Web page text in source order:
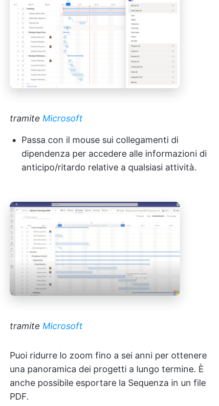
tramite Microsoft
Passa con il mouse sui collegamenti di
dipendenza per accedere alle informazioni di
anticipo/ritardo relative a qualsiasi attività.
tramite Microsoft
Puoi ridurre lo zoom fino a sei anni per ottenere
una panoramica dei progetti a lungo termine. È
anche possibile esportare la Sequenza in un file
PDF.